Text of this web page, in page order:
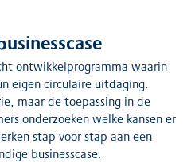
ontwikkelprogramma waarin
eigen circulaire uitdaging.
maar de toepassing in de
onderzoeken welke kansen er
stap voor stap aan een
businesscase.